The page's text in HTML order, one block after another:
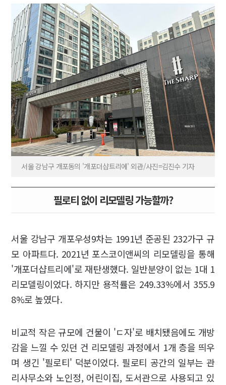
서울 강남구 개포동의 '개포더샵트리에' 외관/사진=김진수 기자
필로티 없이 리모델링 가능할까?
서울 강남구 개포우성9차는 1991년 준공된 232가구 규
모 아파트다. 2021년 포스코이앤씨의 리모델링을 통해
'개포더샵트리에'로 재탄생했다. 일반분양이 없는 1대 1
리모델링이었다. 하지만 용적률은 249.33%에서 355.9
8%로 높였다.
비교적 작은 규모에 건물이 'ㄷ자'로 배치됐음에도 개방
감을 느낄 수 있던 건 리모델링 과정에서 1개 층을 띄우
며 생긴 '필로티' 덕분이었다. 필로티 공간의 일부는 관
리사무소와 노인정, 어린이집, 도서관으로 사용되고 있